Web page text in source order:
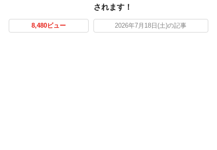
されます！
8,480ビュー 2026年7月18日(土)の記事